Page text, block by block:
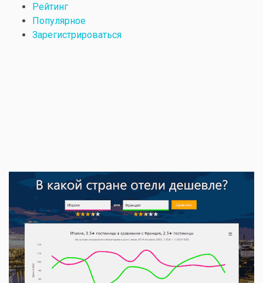
Рейтинг
Популярное
Зарегистрироваться